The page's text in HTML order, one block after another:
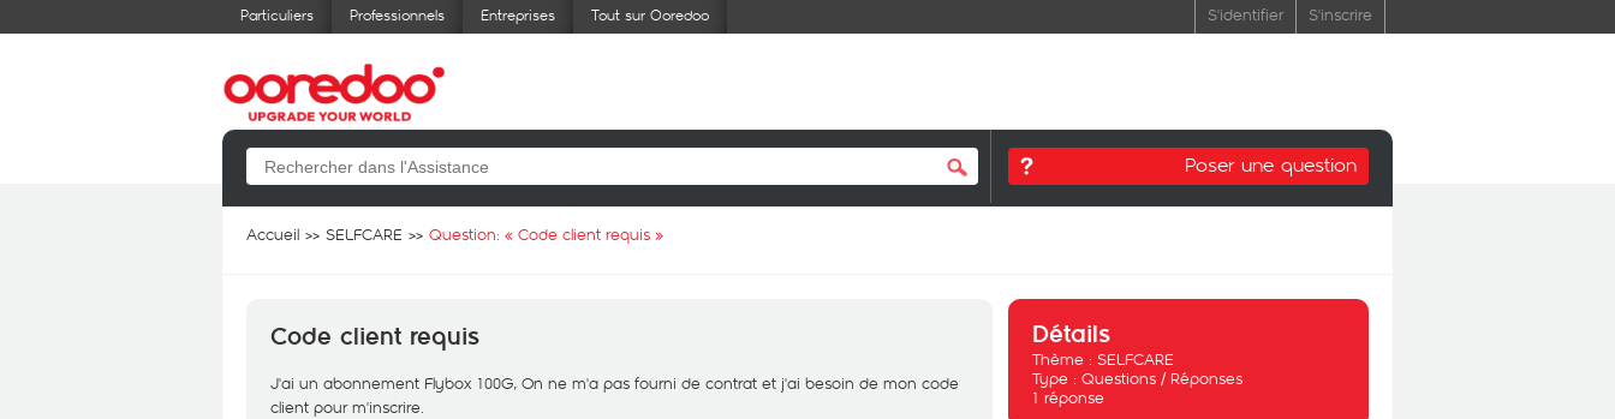
Particuliers Professionnels Entreprises Tout sur Ooredoo S'identifier S'inscrire
Poser une question
Accueil SELFCARE Question: « Code client requis »
Code client requis
J'ai un abonnement Flybox 100G, On ne m'a pas fourni de contrat et j'ai besoin de mon code
client pour m'inscrire.
Détails
Thème : SELFCARE
Type : Questions / Réponses
1 réponse